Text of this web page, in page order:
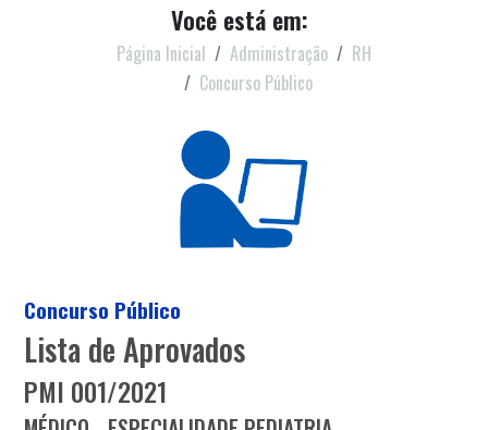
Você está em:
Página Inicial Administração
RH
Concurso Público
Concurso Público
Lista de Aprovados
PMI 001/2021